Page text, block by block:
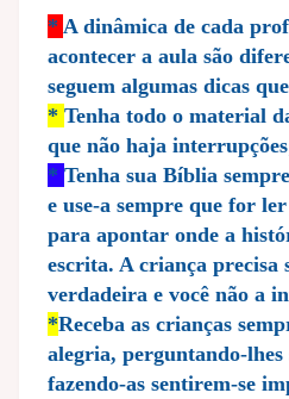
* A dinâmica de cada
acontecer a aula são
seguem algumas dicas
* Tenha todo o material
que não haja
* Tenha sua Bíblia
e use-a sempre que for
para apontar onde a
escrita. A criança precisa
verdadeira e você não a
*Receba as crianças
alegria, perguntando-lhes
fazendo-as sentirem-se